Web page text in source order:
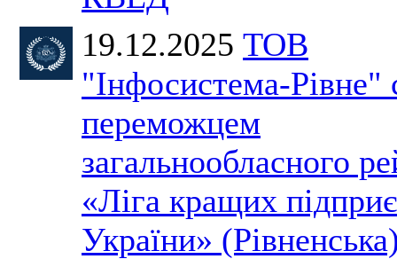
19.12.2025 ТОВ
"Інфосистема-Рівне"
переможцем
загальнообласного
«Ліга кращих
України»